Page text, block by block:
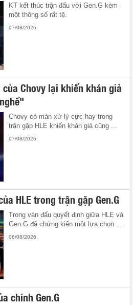
KT kết thúc trận đấu với Gen.G kèm
một thông số rất tệ.
07/08/2026
Chovy lại khiến khán giả
Chovy có màn xử lý cực hay trong
trận gặp HLE khiến khán giả cũng ...
07/08/2026
HLE trong trận gặp Gen.G
Trong ván đấu quyết định giữa HLE và
Gen.G đã chứng kiến một lựa chọn ...
06/08/2026
chính Gen.G